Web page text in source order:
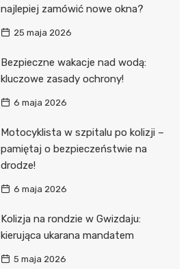
najlepiej zamówić nowe okna?
25 maja 2026
Bezpieczne wakacje nad wodą:
kluczowe zasady ochrony!
6 maja 2026
Motocyklista w szpitalu po kolizji –
pamiętaj o bezpieczeństwie na
drodze!
6 maja 2026
Kolizja na rondzie w Gwizdaju:
kierująca ukarana mandatem
5 maja 2026